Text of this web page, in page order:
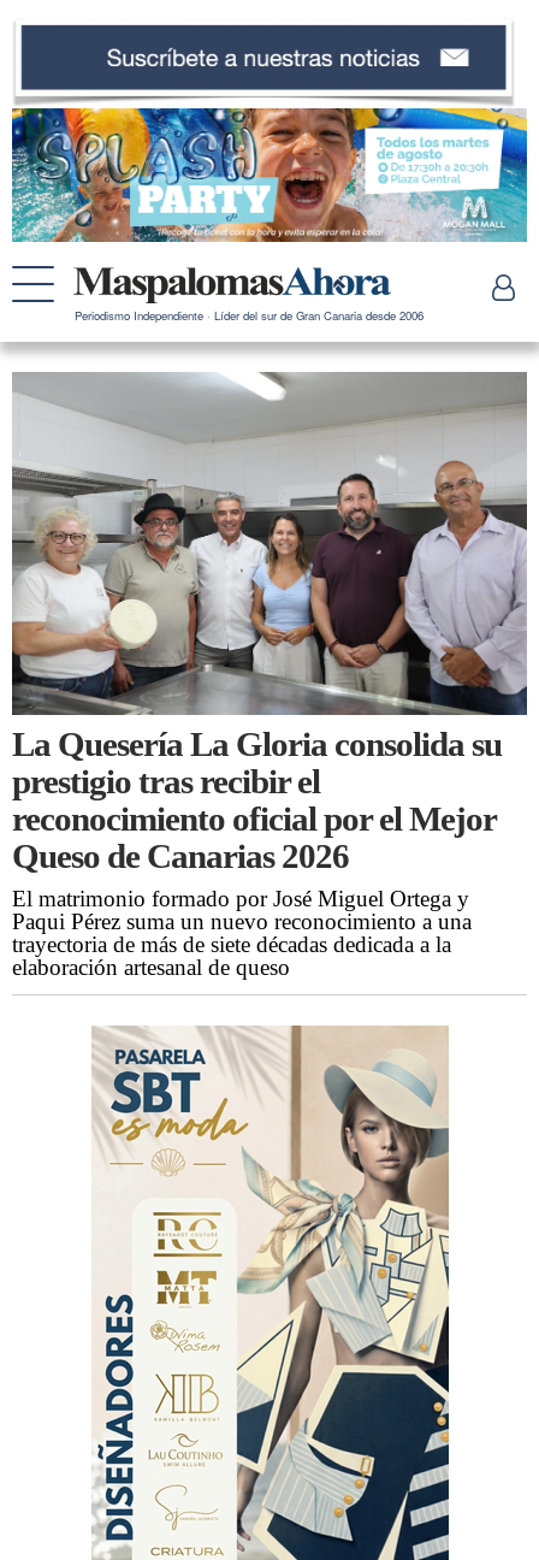
Periodismo Independiente · Líder del sur de Gran Canaria desde 2006
La Quesería La Gloria consolida su
prestigio tras recibir el
reconocimiento oficial por el Mejor
Queso de Canarias 2026
El matrimonio formado por José Miguel Ortega y
Paqui Pérez suma un nuevo reconocimiento a una
trayectoria de más de siete décadas dedicada a la
elaboración artesanal de queso